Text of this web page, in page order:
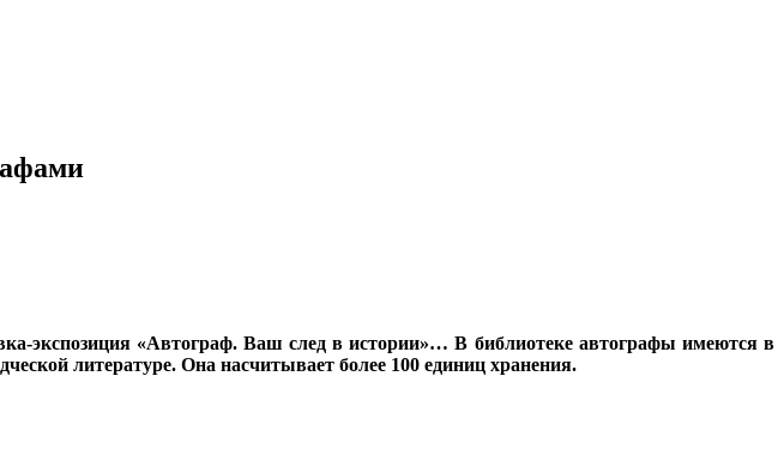
экспозиция «Автограф. Ваш след в истории»… В библиотеке автографы имеются в
литературе. Она насчитывает более 100 единиц хранения.